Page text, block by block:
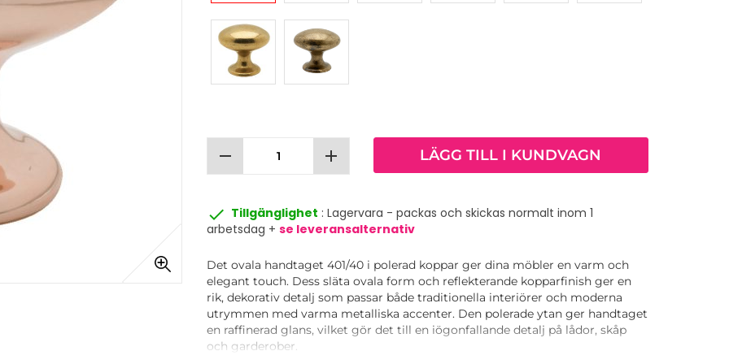
remove add LÄGG TILL I KUNDVAGN
done Tillgänglighet : Lagervara - packas och skickas normalt inom 1
arbetsdag + se leveransalternativ
Det ovala handtaget 401/40 i polerad koppar ger dina möbler en varm och
elegant touch. Dess släta ovala form och reflekterande kopparfinish ger en
rik, dekorativ detalj som passar både traditionella interiörer och moderna
utrymmen med varma metalliska accenter. Den polerade ytan ger handtaget
en raffinerad glans, vilket gör det till en iögonfallande detalj på lådor, skåp
och garderober.